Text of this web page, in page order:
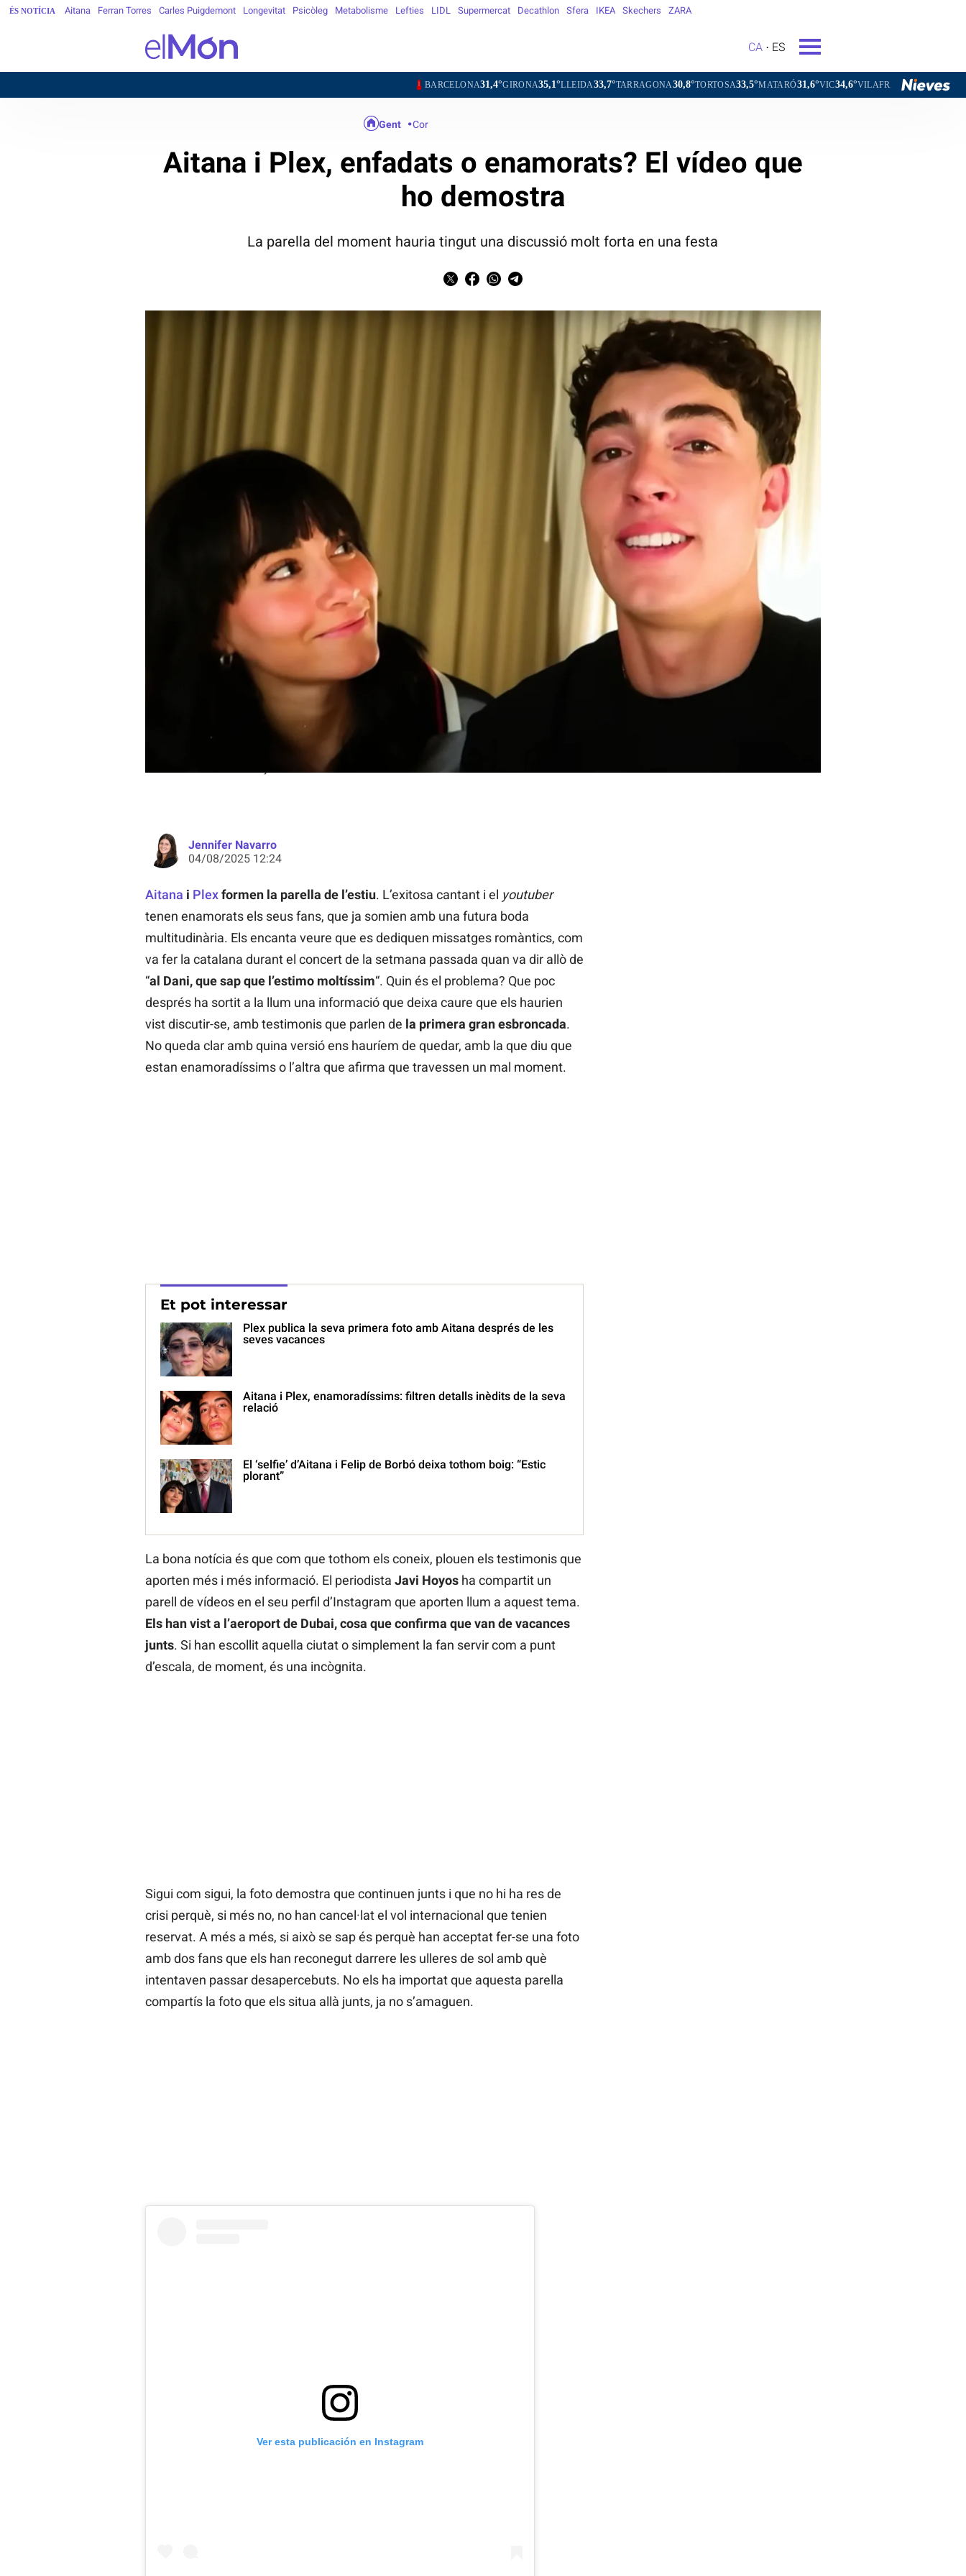
ÉS NOTÍCIA Aitana Ferran Torres Carles Puigdemont Longevitat Psicòleg Metabolisme Lefties LIDL Supermercat Decathlon Sfera IKEA Skechers ZARA
CA ES
31,4°GIRONA35,1°LLEIDA33,7°TARRAGONA30,8°TORTOSA33,5°MATARÓ31,6°VIC34,6°VILAFRANCA DEL PENEDÈS31,1°
Aitana i Plex continuen junts? - Youtube
Gent Cor
Aitana i Plex, enfadats o enamorats? El vídeo que
ho demostra
La parella del moment hauria tingut una discussió molt forta en una festa
Jennifer Navarro
04/08/2025 12:24
Aitana i Plexformen la parella de l’estiu. L’exitosa cantant i el youtuber
tenen enamorats els seus fans, que ja somien amb una futura boda
multitudinària. Els encanta veure que es dediquen missatges romàntics, com
va fer la catalana durant el concert de la setmana passada quan va dir allò de
“al Dani, que sap que l’estimo moltíssim“. Quin és el problema? Que poc
després ha sortit a la llum una informació que deixa caure que els haurien
vist discutir-se, amb testimonis que parlen de la primera gran esbroncada.
No queda clar amb quina versió ens hauríem de quedar, amb la que diu que
estan enamoradíssims o l’altra que afirma que travessen un mal moment.
Et pot interessar
Plex publica la seva primera foto amb Aitana després de les
seves vacances
Aitana i Plex, enamoradíssims: filtren detalls inèdits de la seva
relació
El ‘selfie’ d’Aitana i Felip de Borbó deixa tothom boig: “Estic
plorant”
La bona notícia és que com que tothom els coneix, plouen els testimonis que
aporten més i més informació. El periodista Javi Hoyosha compartit un
parell de vídeos en el seu perfil d’Instagram que aporten llum a aquest tema.
Els han vist a l’aeroport de Dubai, cosa que confirma que van de vacances
junts. Si han escollit aquella ciutat o simplement la fan servir com a punt
d’escala, de moment, és una incògnita.
Sigui com sigui, la foto demostra que continuen junts i que no hi ha res de
crisi perquè, si més no, no han cancel·lat el vol internacional que tenien
reservat. A més a més, si això se sap és perquè han acceptat fer-se una foto
amb dos fans que els han reconegut darrere les ulleres de sol amb què
intentaven passar desapercebuts. No els ha importat que aquesta parella
compartís la foto que els situa allà junts, ja no s’amaguen.
Ver esta publicación en Instagram